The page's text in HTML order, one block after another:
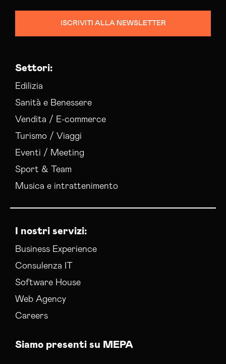
ISCRIVITI ALLA NEWSLETTER
Settori:
Edilizia
Sanità e Benessere
Vendita / E-commerce
Turismo / Viaggi
Eventi / Meeting
Sport & Team
Musica e intrattenimento
I nostri servizi:
Business Experience
Consulenza IT
Software House
Web Agency
Careers
Siamo presenti su MEPA